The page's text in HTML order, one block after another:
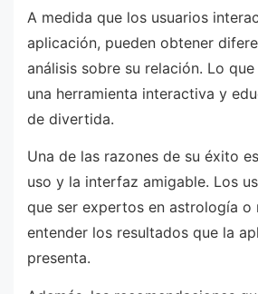
A medida que los usuarios
aplicación, pueden obtener
análisis sobre su relación. Lo
una herramienta interactiva y
de divertida.
Una de las razones de su éxito
uso y la interfaz amigable. Los
que ser expertos en astrología o
entender los resultados que la
presenta.